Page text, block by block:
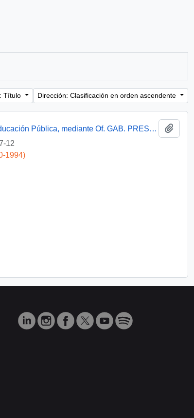
Título Dirección: Clasificación en orden ascendente
[Informa que carta fue remitida a Ministerio de Educación Pública, mediante Of. GAB. PRES. (0) 91/2438]
12
1994)